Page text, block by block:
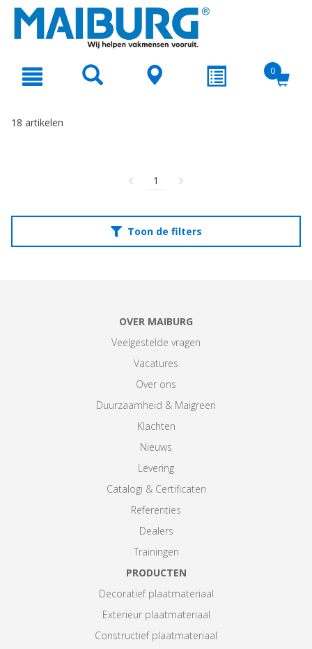
text.skipToNavigation
0
18 artikelen
1
Toon de filters
OVER MAIBURG
Veelgestelde vragen
Vacatures
Over ons
Duurzaamheid & Maigreen
Klachten
Nieuws
Levering
Catalogi & Certificaten
Referenties
Dealers
Trainingen
PRODUCTEN
Decoratief plaatmateriaal
Exterieur plaatmateriaal
Constructief plaatmateriaal